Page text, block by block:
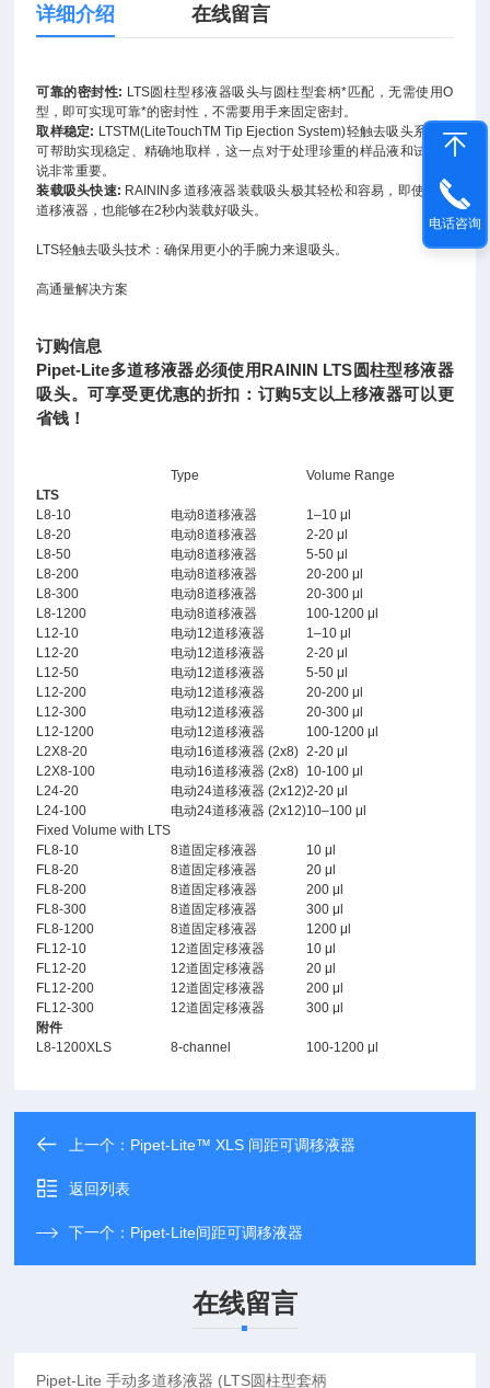
详细介绍 在线留言
可靠的密封性: LTS圆柱型移液器吸头与圆柱型套柄*匹配，无需使用O
型，即可实现可靠*的密封性，不需要用手来固定密封。
取样稳定: LTSTM(LiteTouchTM Tip Ejection System)轻触去吸头系统，
可帮助实现稳定、精确地取样，这一点对于处理珍重的样品液和试剂来
说非常重要。
装载吸头快速: RAININ多道移液器装载吸头极其轻松和容易，即使是12
道移液器，也能够在2秒内装载好吸头。
LTS轻触去吸头技术：确保用更小的手腕力来退吸头。
高通量解决方案
订购信息
Pipet-Lite多道移液器必须使用RAININ LTS圆柱型移液器
吸头。可享受更优惠的折扣：订购5支以上移液器可以更
省钱！
Type
Volume Range
LTS
L8-10
电动8道移液器
1–10 μl
L8-20
电动8道移液器
2-20 μl
L8-50
电动8道移液器
5-50 μl
L8-200
电动8道移液器
20-200 μl
L8-300
电动8道移液器
20-300 μl
L8-1200
电动8道移液器
100-1200 μl
L12-10
电动12道移液器
1–10 μl
L12-20
电动12道移液器
2-20 μl
L12-50
电动12道移液器
5-50 μl
L12-200
电动12道移液器
20-200 μl
L12-300
电动12道移液器
20-300 μl
L12-1200
电动12道移液器
100-1200 μl
L2X8-20
电动16道移液器 (2x8) 2-20 μl
L2X8-100
电动16道移液器 (2x8) 10-100 μl
L24-20
电动24道移液器 (2x12)2-20 μl
L24-100
电动24道移液器 (2x12)10–100 μl
Fixed Volume with LTS
FL8-10
8道固定移液器
10 μl
FL8-20
8道固定移液器
20 μl
FL8-200
8道固定移液器
200 μl
FL8-300
8道固定移液器
300 μl
FL8-1200
8道固定移液器
1200 μl
FL12-10
12道固定移液器
10 μl
FL12-20
12道固定移液器
20 μl
FL12-200
12道固定移液器
200 μl
FL12-300
12道固定移液器
300 μl
附件
L8-1200XLS
8-channel 100-1200 μl
上一个： Pipet-Lite™ XLS 间距可调移液器
返回列表
下一个： Pipet-Lite间距可调移液器
在线留言
电话咨询